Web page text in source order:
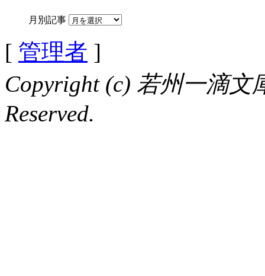
月別記事
[ 管理者 ]
Copyright (c) 若州一滴
Reserved.